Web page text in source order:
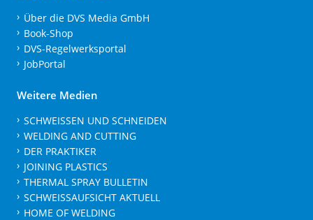
Über die DVS Media GmbH
Book-Shop
DVS-Regelwerksportal
JobPortal
Weitere Medien
SCHWEISSEN UND SCHNEIDEN
WELDING AND CUTTING
DER PRAKTIKER
JOINING PLASTICS
THERMAL SPRAY BULLETIN
SCHWEISSAUFSICHT AKTUELL
HOME OF WELDING